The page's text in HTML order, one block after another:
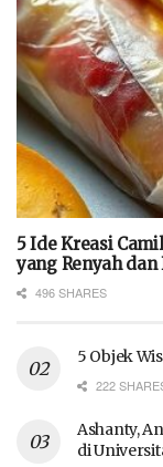
5 Ide Kreasi
yang Renyah dan
496 SHARES
5 Objek
222
Ashanty,
di